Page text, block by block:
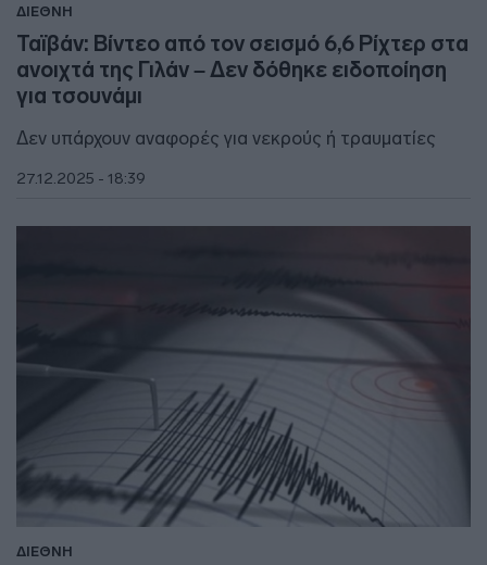
ΔΙΕΘΝΗ
Ταϊβάν: Βίντεο από τον σεισμό 6,6 Ρίχτερ στα
ανοιχτά της Γιλάν – Δεν δόθηκε ειδοποίηση
για τσουνάμι
Δεν υπάρχουν αναφορές για νεκρούς ή τραυματίες
27.12.2025 - 18:39
ΔΙΕΘΝΗ